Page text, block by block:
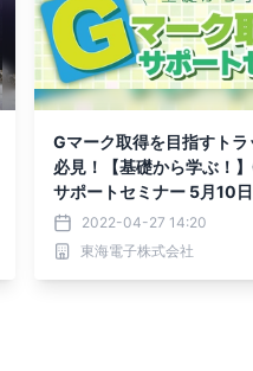
Gマーク取得を目指すト
必見！【基礎から学ぶ！
サポートセミナー 5月10
19日（木）開催のお知らせ
2022-04-27 14:20
東海電子株式会社